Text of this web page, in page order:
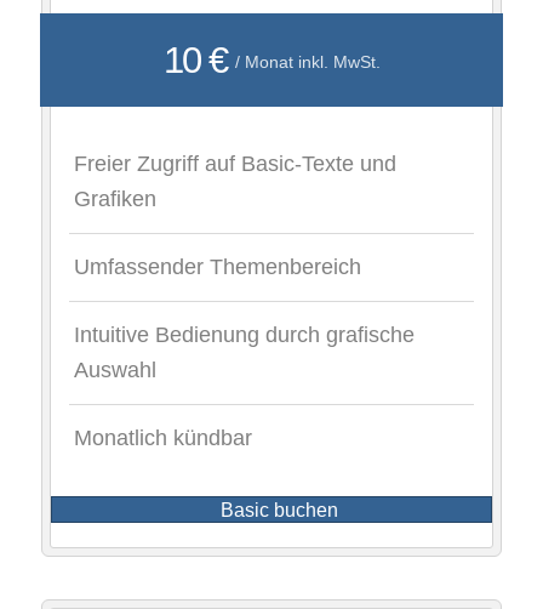
10 € / Monat inkl. MwSt.
Freier Zugriff auf Basic-Texte und
Grafiken
Umfassender Themenbereich
Intuitive Bedienung durch grafische
Auswahl
Monatlich kündbar
Basic buchen